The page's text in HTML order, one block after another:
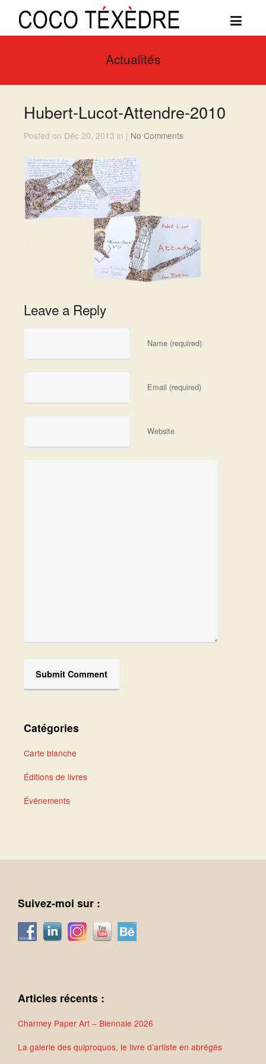
Actualités
Hubert-Lucot-Attendre-2010
Posted on Déc 20, 2013 in | No Comments
Leave a Reply
Name (required)
Email (required)
Website
Catégories
Carte blanche
Éditions de livres
Événements
Suivez-moi sur :
Articles récents :
Charmey Paper Art – Biennale 2026
La galerie des quiproquos, le livre d’artiste en abrégés